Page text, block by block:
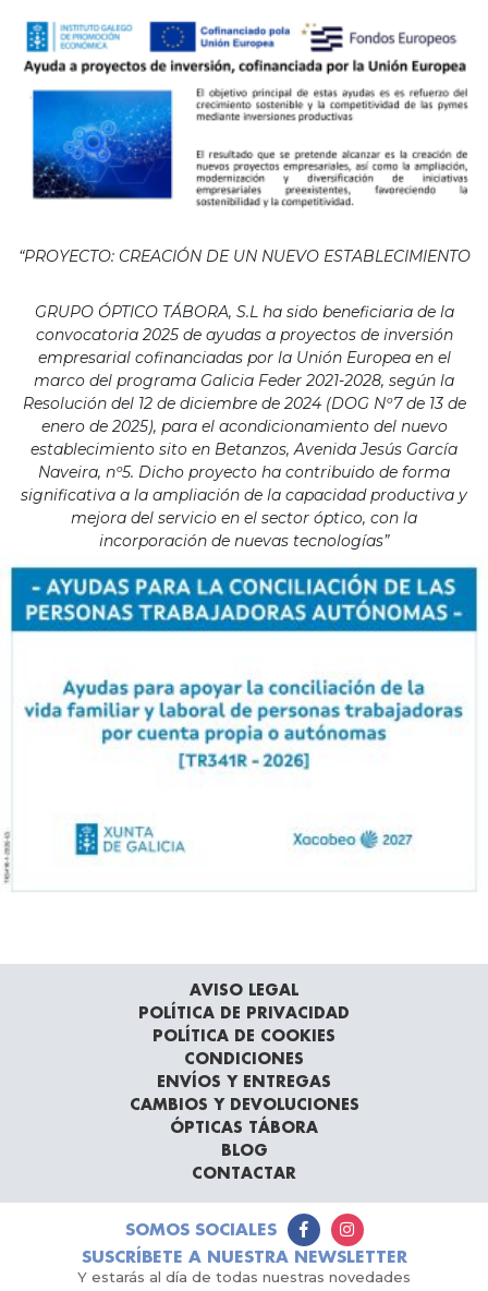
“PROYECTO: CREACIÓN DE UN NUEVO ESTABLECIMIENTO
GRUPO ÓPTICO TÁBORA, S.L ha sido beneficiaria de la
convocatoria 2025 de ayudas a proyectos de inversión
empresarial cofinanciadas por la Unión Europea en el
marco del programa Galicia Feder 2021-2028, según la
Resolución del 12 de diciembre de 2024 (DOG Nº7 de 13 de
enero de 2025), para el acondicionamiento del nuevo
establecimiento sito en Betanzos, Avenida Jesús García
Naveira, nº5. Dicho proyecto ha contribuido de forma
significativa a la ampliación de la capacidad productiva y
mejora del servicio en el sector óptico, con la
incorporación de nuevas tecnologías”
AVISO LEGAL
POLÍTICA DE PRIVACIDAD
POLÍTICA DE COOKIES
CONDICIONES
ENVÍOS Y ENTREGAS
CAMBIOS Y DEVOLUCIONES
ÓPTICAS TÁBORA
BLOG
CONTACTAR
SOMOS SOCIALES
SUSCRÍBETE A NUESTRA NEWSLETTER
Y estarás al día de todas nuestras novedades